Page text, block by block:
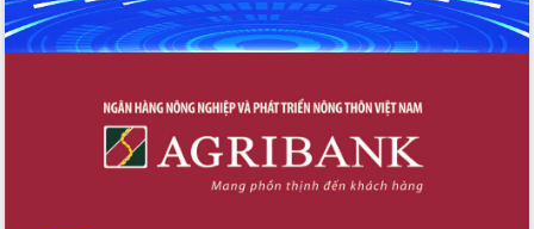
Quyết liệt cải cách hành chính, khơi
thông nguồn lực phát triển
Xã Ea Phê gắn cải cách hành chính với
Phó Chủ tịch Thường trực UBND tỉnh
Hồ Thị Nguyên Thảo làm việc tại Trung